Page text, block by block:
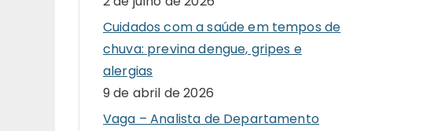
Cuidados com a saúde em tempos de
chuva: previna dengue, gripes e
alergias
9 de abril de 2026
Vaga – Analista de Departamento